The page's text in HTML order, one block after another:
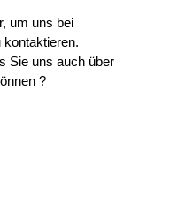
um uns bei
kontaktieren.
Sie uns auch über
?